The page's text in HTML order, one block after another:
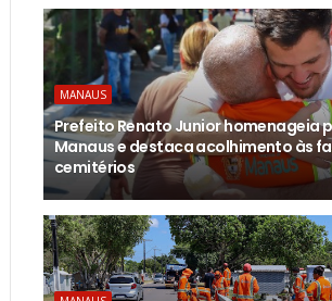
MANAUS
Prefeito Renato Junior homenageia
Manaus e destaca acolhimento às
cemitérios